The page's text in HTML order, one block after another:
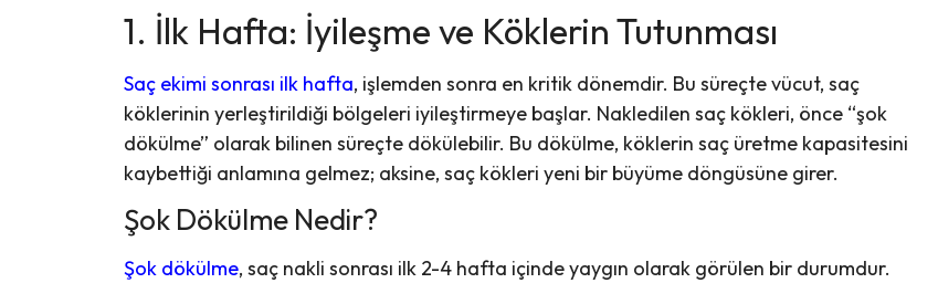
1. İlk Hafta: İyileşme ve Köklerin Tutunması
Saç ekimi sonrası ilk hafta, işlemden sonra en kritik dönemdir. Bu süreçte vücut, saç
köklerinin yerleştirildiği bölgeleri iyileştirmeye başlar. Nakledilen saç kökleri, önce “şok
dökülme” olarak bilinen süreçte dökülebilir. Bu dökülme, köklerin saç üretme kapasitesini
kaybettiği anlamına gelmez; aksine, saç kökleri yeni bir büyüme döngüsüne girer.
Şok Dökülme Nedir?
Şok dökülme, saç nakli sonrası ilk 2-4 hafta içinde yaygın olarak görülen bir durumdur.